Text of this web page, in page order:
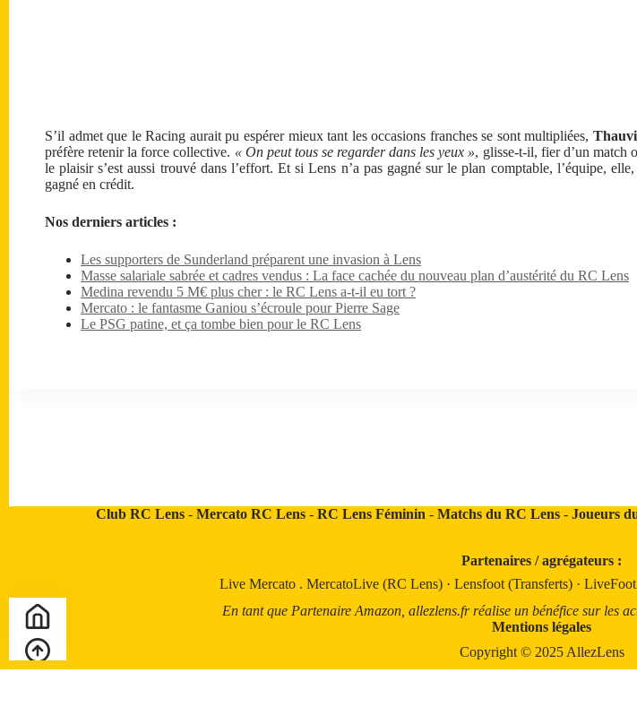
S’il admet que le Racing aurait pu espérer mieux tant les occasions franches se sont multipliées,
préfère retenir la force collective. « On peut tous se regarder dans les yeux », glisse-t-il, fier d’un match
le plaisir s’est aussi trouvé dans l’effort. Et si Lens n’a pas gagné sur le plan comptable, l’équipe, elle,
gagné en crédit.
Nos derniers articles :
Les supporters de Sunderland préparent une invasion à Lens
Masse salariale sabrée et cadres vendus : La face cachée du nouveau plan d’austérité du RC Lens
Medina revendu 5 M€ plus cher : le RC Lens a-t-il eu tort ?
Mercato : le fantasme Ganiou s’écroule pour Pierre Sage
Le PSG patine, et ça tombe bien pour le RC Lens
Club RC Lens- Mercato RC Lens- RC Lens Féminin - Matchs du RC Lens- Joueurs
Partenaires / agrégateurs :
Live Mercato . MercatoLive (RC Lens) · Lensfoot (Transferts) ·
En tant que Partenaire Amazon, allezlens.fr réalise un bénéfice sur les
Mentions légales
Copyright © 2025 AllezLens